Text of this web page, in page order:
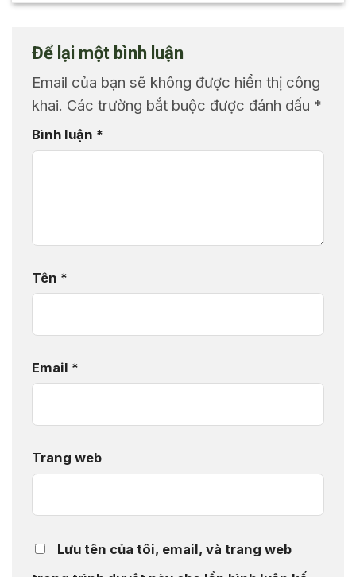
Để lại một bình luận
Email của bạn sẽ không được hiển thị công
khai. Các trường bắt buộc được đánh dấu *
Bình luận *
Tên *
Email *
Trang web
Lưu tên của tôi, email, và trang web